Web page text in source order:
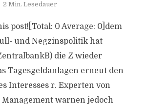
2 Min. Lesedauer
post![Total: 0 Average: 0]dem
und Negzinspolitik hat
die Z wieder
Tagesgeldanlagen erneut den
Interesses r. Experten von
warnen jedoch